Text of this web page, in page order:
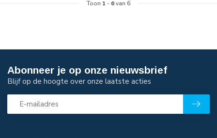
Toon 1 - 6van 6
Abonneer je op onze nieuwsbrief
Blijf op de hoogte over onze laatste acties